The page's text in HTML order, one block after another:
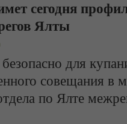
сегодня
Ялты
для
совещания в
по Ялте